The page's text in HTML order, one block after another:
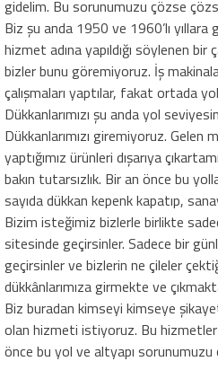
gidelim. Bu sorunumuzu çözse
Biz şu anda 1950 ve 1960’lı
hizmet adına yapıldığı söylenen
bizler bunu göremiyoruz. İş
çalışmaları yaptılar, fakat ortada
Dükkanlarımızı şu anda yol
Dükkanlarımızı giremiyoruz. Gelen
yaptığımız ürünleri dışarıya
bakın tutarsızlık. Bir an önce bu
sayıda dükkan kepenk kapatıp,
Bizim isteğimiz bizlerle birlikte
sitesinde geçirsinler. Sadece bir
geçirsinler ve bizlerin ne çileler
dükkânlarımıza girmekte ve
Biz buradan kimseyi kimseye
olan hizmeti istiyoruz. Bu
önce bu yol ve altyapı